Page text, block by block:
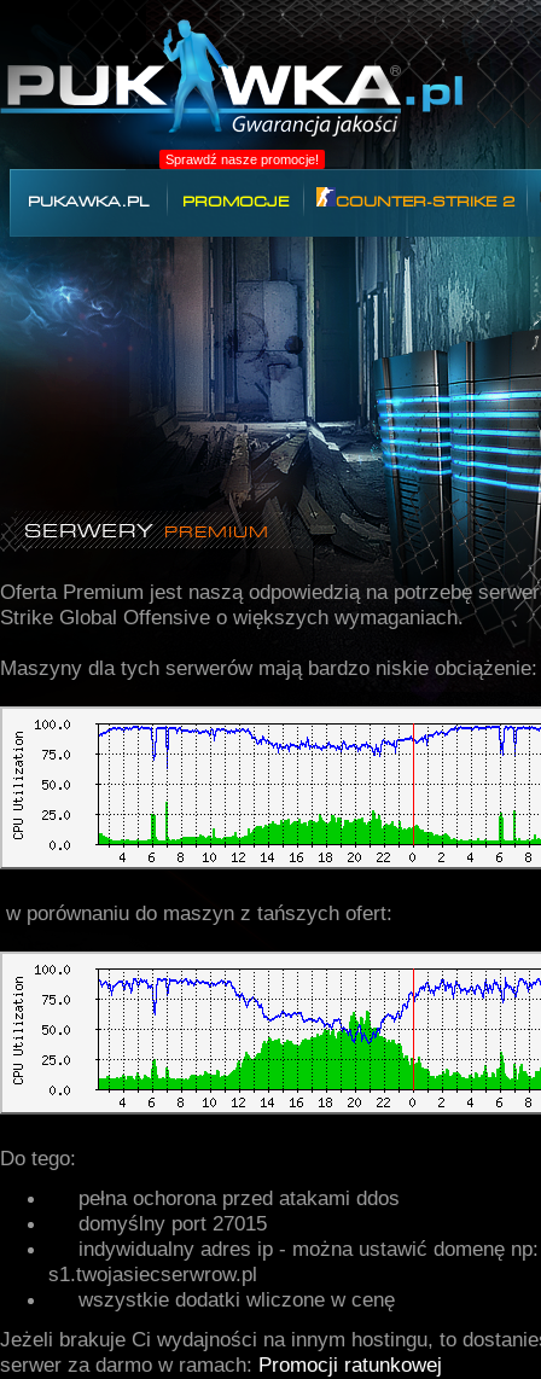
Sprawdź nasze promocje!
PUKAWKA.PL PROMOCJE COUNTER-STRIKE 2
SERWERYPREMIUM
Oferta Premium jest naszą odpowiedzią na potrzebę
Strike Global Offensive o większych wymaganiach.
Maszyny dla tych serwerów mają bardzo niskie obciążenie:
w porównaniu do maszyn z tańszych ofert:
Do tego:
pełna ochorona przed atakami ddos
domyślny port 27015
indywidualny adres ip - można ustawić domenę np:
s1.twojasiecserwrow.pl
wszystkie dodatki wliczone w cenę
Jeżeli brakuje Ci wydajności na innym hostingu, to
serwer za darmo w ramach: Promocji ratunkowej